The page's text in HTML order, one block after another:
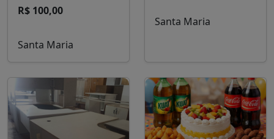
R$ 100,00
Santa Maria
Santa Maria